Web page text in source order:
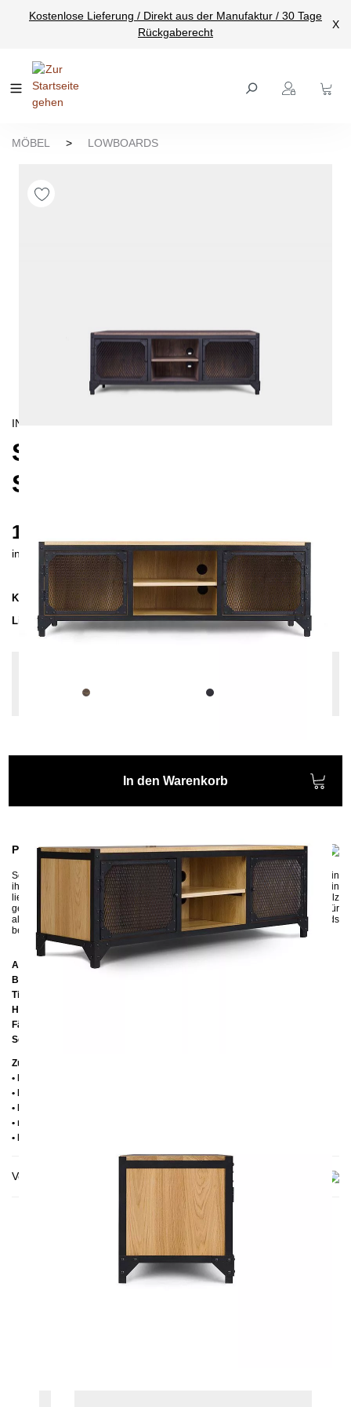
springen
Kostenlose Lieferung / Direkt aus der Manufaktur / 30 Tage
Rückgaberecht
X
MÖBEL > LOWBOARDS
INDUSTRIAL
STATEN ISLAND M TV-
SIDEBOARD
1495 €
inkl. MwSt. inkl. Versandkosten (DE)
Kollektion
STATEN
Lieferzeit
3-4 Wochen| vsl. 28. Aug - 4. Sep
In den Warenkorb
Produktinformationen
Setzen Sie mit einem TV Lowboard im Industrial Look trendige Akzente in
ihrem Wohnzimmer. Das robuste TV LowboardSTATEN ISLAND
wird in
liebervoller Handarbeit aus Stahl, Streckmetall und Kiefern- oder Eichenholz
gefertigt. Das Lowboard ist 145 cm breit und bietet damit genügend Platz für
alle TV-Geräte. Die Kabel können durch die auf der Rückseite des Boards
befindlichen Öffnungen geführt werden.
Abmessungen
Breite:
Tiefe:
Höhe:
Fächer Mitte:
Seiten-Fächer:
Zusätzliche Informationen
• Handmade
• Metall: Pulverbeschichtet
• Holz: Kiefernholz oder Eichenholz massiv
• mit 3 Kabelausführungen
• Lieferzustand: Montiert
Versand & Lieferung